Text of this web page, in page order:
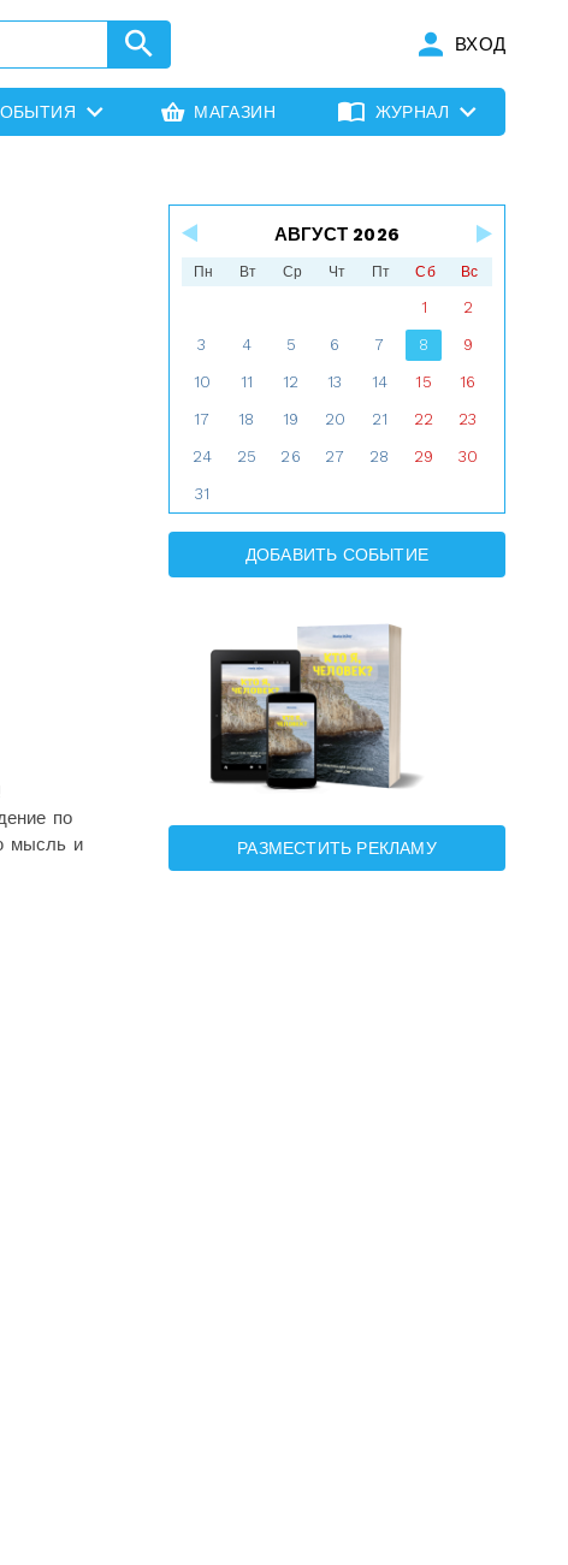
ВХОД
МАГАЗИН ЖУРНАЛ
по
мысль и
АВГУСТ 2026
Пн Вт Ср Чт Пт Сб Вс
1 2
3 4 5 6 7 8 9
10 11 12 13 14 15 16
17 18 19 20 21 22 23
24 25 26 27 28 29 30
31
ДОБАВИТЬ СОБЫТИЕ
РАЗМЕСТИТЬ РЕКЛАМУ